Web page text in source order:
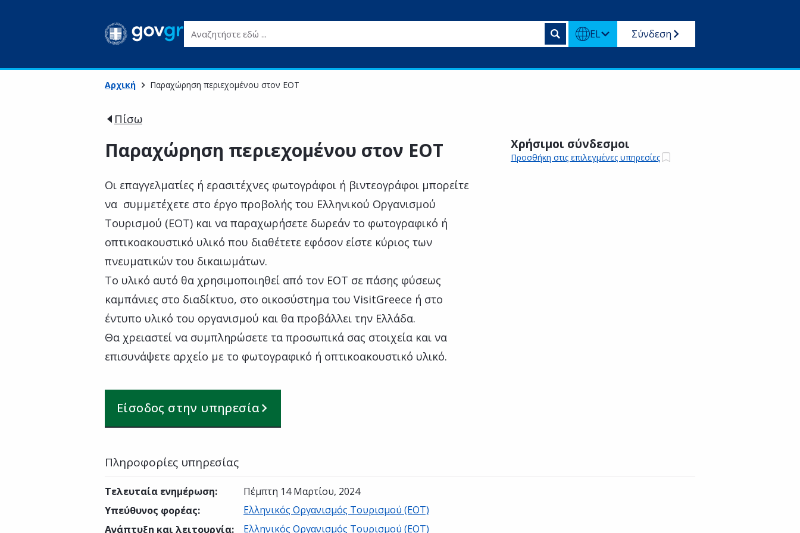
Αναζητήστε εδώ ... EL Σύνδεση
Αρχική Παραχώρηση περιεχομένου στον ΕΟΤ
Πίσω
Παραχώρηση περιεχομένου στον ΕΟΤ
Οι επαγγελματίες ή ερασιτέχνες φωτογράφοι ή βιντεογράφοι μπορείτε
να συμμετέχετε στο έργο προβολής του Ελληνικού Οργανισμού
Τουρισμού (ΕΟΤ) και να παραχωρήσετε δωρεάν το φωτογραφικό ή
οπτικοακουστικό υλικό που διαθέτετε εφόσον είστε κύριος των
πνευματικών του δικαιωμάτων.
Το υλικό αυτό θα χρησιμοποιηθεί από τον ΕΟΤ σε πάσης φύσεως
καμπάνιες στο διαδίκτυο, στο οικοσύστημα του VisitGreece ή στο
έντυπο υλικό του οργανισμού και θα προβάλλει την Ελλάδα.
Θα χρειαστεί να συμπληρώσετε τα προσωπικά σας στοιχεία και να
επισυνάψετε αρχείο με το φωτογραφικό ή οπτικοακουστικό υλικό.
Είσοδος στην υπηρεσία
Χρήσιμοι σύνδεσμοι
Προσθήκη στις επιλεγμένες υπηρεσίες
Πληροφορίες υπηρεσίας
Τελευταία ενημέρωση:
Πέμπτη 14 Μαρτίου, 2024
Υπεύθυνος φορέας:
Ελληνικός Οργανισμός Τουρισμού (ΕΟΤ)
Ανάπτυξη και λειτουργία: Ελληνικός Οργανισμός Τουρισμού (ΕΟΤ)